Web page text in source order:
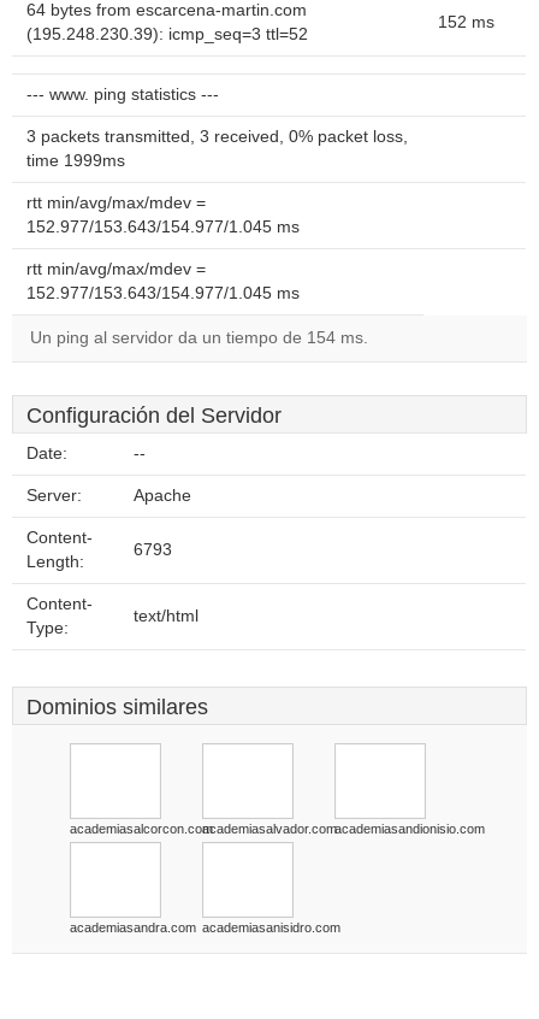
64 bytes from escarcena-martin.com
(195.248.230.39): icmp_seq=3 ttl=52
152 ms
--- www. ping statistics ---
3 packets transmitted, 3 received, 0% packet loss,
time 1999ms
rtt min/avg/max/mdev =
152.977/153.643/154.977/1.045 ms
rtt min/avg/max/mdev =
152.977/153.643/154.977/1.045 ms
Un ping al servidor da un tiempo de 154 ms.
Configuración del Servidor
Date: --
Server: Apache
Content-
Length:
6793
Content-
Type:
text/html
Dominios similares
academiasalcorcon.comacademiasalvador.comacademiasandionisio.com
academiasandra.com academiasanisidro.com